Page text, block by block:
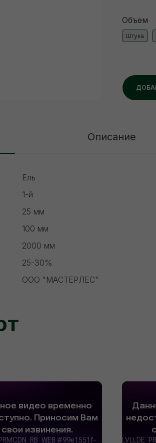
Объем
Штука
Описание
Ель
1-й
25 мм
100 мм
2000 мм
25-30%
ООО "МАСТЕРЛЕС"